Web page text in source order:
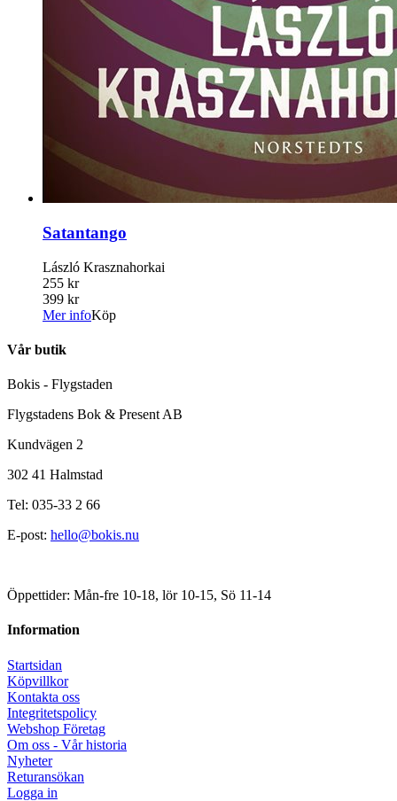
Satantango
László Krasznahorkai
255 kr
399 kr
Mer infoKöp
Vår butik
Bokis - Flygstaden
Flygstadens Bok & Present AB
Kundvägen 2
302 41 Halmstad
Tel: 035-33 2 66
E-post: hello@bokis.nu
Öppettider: Mån-fre 10-18, lör 10-15, Sö 11-14
Information
Startsidan
Köpvillkor
Kontakta oss
Integritetspolicy
Webshop Företag
Om oss - Vår historia
Nyheter
Returansökan
Logga in